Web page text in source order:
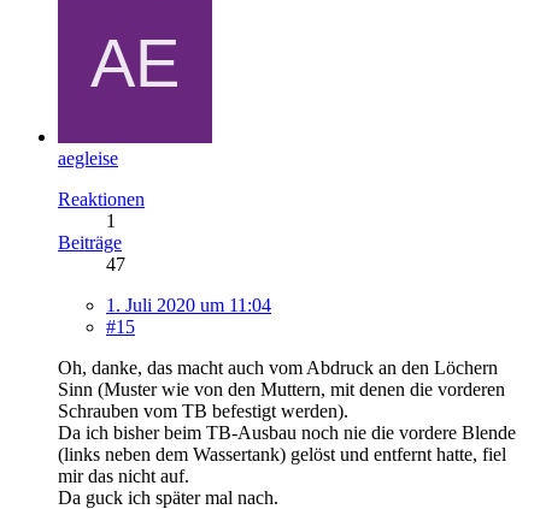
aegleise
Reaktionen
1
Beiträge
47
1. Juli 2020 um 11:04
#15
Oh, danke, das macht auch vom Abdruck an den Löchern
Sinn (Muster wie von den Muttern, mit denen die vorderen
Schrauben vom TB befestigt werden).
Da ich bisher beim TB-Ausbau noch nie die vordere Blende
(links neben dem Wassertank) gelöst und entfernt hatte, fiel
mir das nicht auf.
Da guck ich später mal nach.